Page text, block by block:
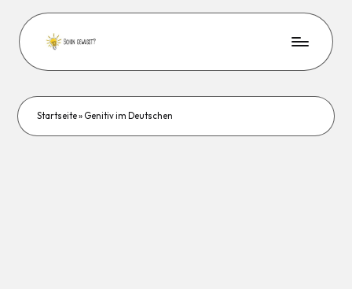
Startseite» Genitiv im Deutschen